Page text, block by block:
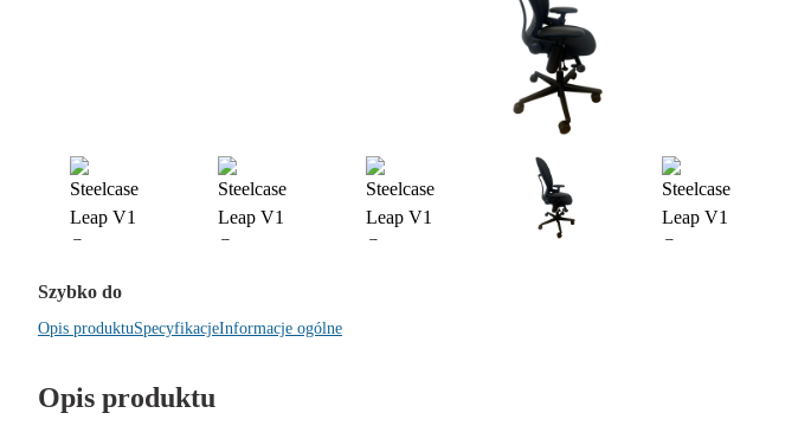
Szybko do
Opis produktuSpecyfikacjeInformacje ogólne
Opis produktu